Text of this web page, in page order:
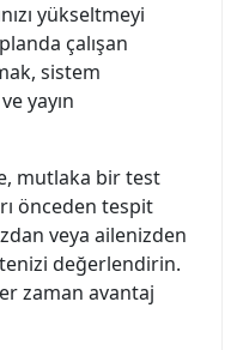
yükseltmeyi
çalışan
sistem
yayın
mutlaka bir test
önceden tespit
veya ailenizden
değerlendirin.
zaman avantaj